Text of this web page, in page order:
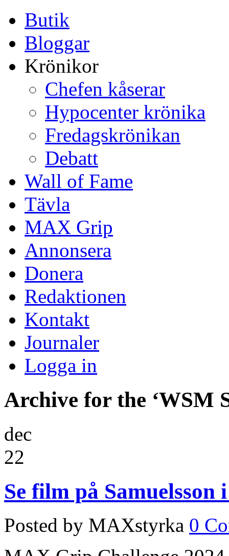
Butik
Bloggar
Krönikor
Chefen kåserar
Hypocenter krönika
Fredagskrönikan
Debatt
Wall of Fame
Tävla
MAX Grip
Annonsera
Donera
Redaktionen
Kontakt
Journaler
Logga in
Archive for the ‘WSM
dec
22
Se film på
Posted by MAXstyrka 0